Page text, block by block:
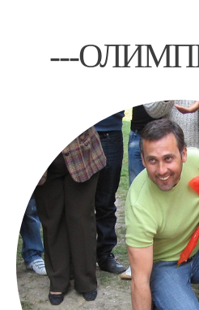
---